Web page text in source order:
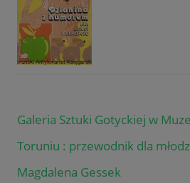
Galeria Sztuki Gotyckiej w
Toruniu : przewodnik dla
Magdalena Gessek